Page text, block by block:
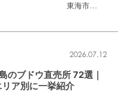
東海市
,大府市
2026.07.12
のブドウ直売所 72選｜
ア別に一挙紹介